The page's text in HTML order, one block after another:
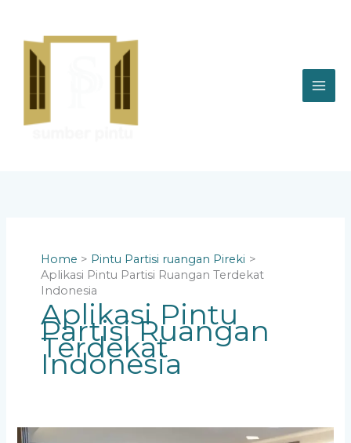
content
Home
Pintu Partisi ruangan Pireki
Aplikasi Pintu Partisi Ruangan Terdekat
Indonesia
Aplikasi Pintu
Partisi Ruangan
Terdekat
Indonesia
Aplikasi